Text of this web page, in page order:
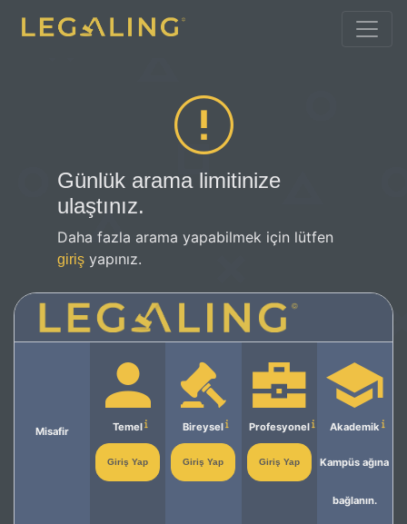
Günlük arama limitinize
ulaştınız.
Daha fazla arama yapabilmek için lütfen
giriş yapınız.
Misafir Temel
Giriş Yap
Bireysel
Giriş Yap
Profesyonel
Giriş Yap
Akademik
Kampüs ağına
bağlanın.